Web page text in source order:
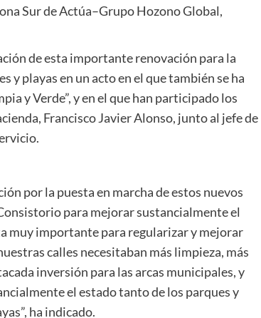
Sur de Actúa–Grupo Hozono Global,
de esta importante renovación para la
y playas en un acto en el que también se ha
y Verde”, y en el que han participado los
Francisco Javier Alonso, junto al jefe de
por la puesta en marcha de estos nuevos
para mejorar sustancialmente el
muy importante para regularizar y mejorar
calles necesitaban más limpieza, más
inversión para las arcas municipales, y
el estado tanto de los parques y
ha indicado.